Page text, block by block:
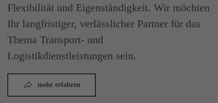
Flexibilität und Eigenständigkeit. Wir möchten
Ihr langfristiger, verlässlicher Partner für das
Thema Transport- und
Logistikdienstleistungen sein.
mehr erfahren